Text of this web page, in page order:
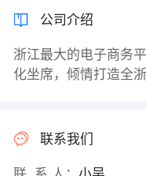
公司介绍
浙江最大的电子商务
化坐席，倾情打造全
联系我们